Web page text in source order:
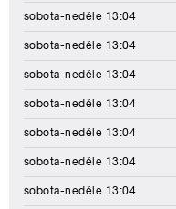
sobota-neděle 13:04
sobota-neděle 13:04
sobota-neděle 13:04
sobota-neděle 13:04
sobota-neděle 13:04
sobota-neděle 13:04
sobota-neděle 13:04